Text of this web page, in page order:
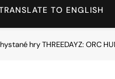
TO ENGLISH
hry THREEDAYZ: ORC